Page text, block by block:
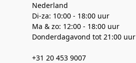
Nederland
Di-za: 10:00 - 18:00 uur
Ma & zo: 12:00 - 18:00 uur
Donderdagavond tot 21:00 uur
+31 20 453 9007